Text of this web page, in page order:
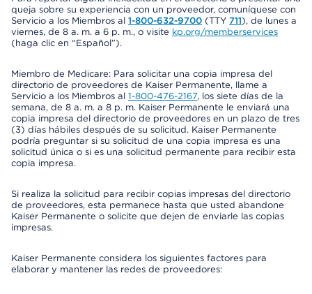
queja sobre su experiencia con un proveedor, comuníquese con
Servicio a los Miembros al 1-800-632-9700 (TTY 711), de lunes a
viernes, de 8 a. m. a 6 p. m., o visite kp.org/memberservices
(haga clic en “Español”).
Miembro de Medicare: Para solicitar una copia impresa del
directorio de proveedores de Kaiser Permanente, llame a
Servicio a los Miembros al 1-800-476-2167, los siete días de la
semana, de 8 a. m. a 8 p. m. Kaiser Permanente le enviará una
copia impresa del directorio de proveedores en un plazo de tres
(3) días hábiles después de su solicitud. Kaiser Permanente
podría preguntar si su solicitud de una copia impresa es una
solicitud única o si es una solicitud permanente para recibir esta
copia impresa.
Si realiza la solicitud para recibir copias impresas del directorio
de proveedores, esta permanece hasta que usted abandone
Kaiser Permanente o solicite que dejen de enviarle las copias
impresas.
Kaiser Permanente considera los siguientes factores para
elaborar y mantener las redes de proveedores: